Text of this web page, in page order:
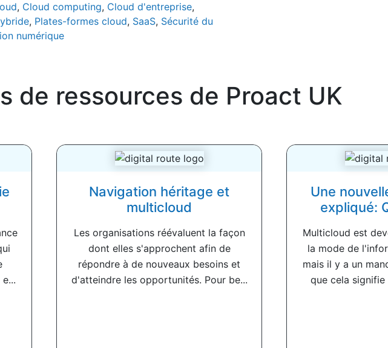
, Cloud computing, Cloud d'entreprise,
, Plates-formes cloud, SaaS, Sécurité du
numérique
de ressources de Proact UK
Navigation héritage et
multicloud
Les organisations réévaluent la façon
dont elles s'approchent afin de
répondre à de nouveaux besoins et
d'atteindre les opportunités. Pour be...
Une
expliqué:
Multicloud est
la mode de
mais il y a un
que cela signifie